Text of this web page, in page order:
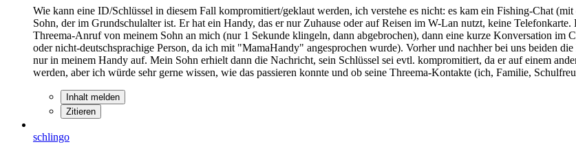
Wie kann eine ID/Schlüssel in diesem Fall kompromitiert/geklaut werden, ich verstehe es nicht: es kam ein Fishing-Chat
Sohn, der im Grundschulalter ist. Er hat ein Handy, das er nur Zuhause oder auf Reisen im W-Lan nutzt, keine
Threema-Anruf von meinem Sohn an mich (nur 1 Sekunde klingeln, dann abgebrochen), dann eine kurze Konversation im
oder nicht-deutschsprachige Person, da ich mit "MamaHandy" angesprochen wurde). Vorher und nachher bei uns beiden
nur in meinem Handy auf. Mein Sohn erhielt dann die Nachricht, sein Schlüssel sei evtl. kompromitiert, da er auf einem
werden, aber ich würde sehr gerne wissen, wie das passieren konnte und ob seine Threema-Kontakte (ich, Familie,
Inhalt melden
Zitieren
schlingo